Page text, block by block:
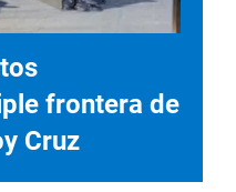
frontera de
Cruz